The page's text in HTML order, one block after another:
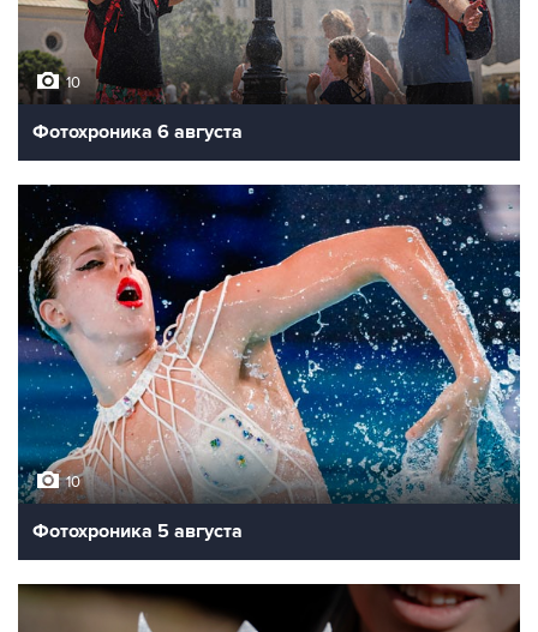
10
Фотохроника 6 августа
10
Фотохроника 5 августа